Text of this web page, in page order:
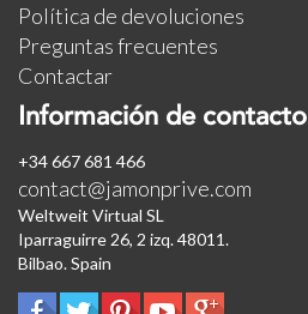
Política de devoluciones
Preguntas frecuentes
Contactar
Información de contacto
+34 667 681 466
contact@jamonprive.com
Weltweit Virtual SL
Iparraguirre 26, 2 izq. 48011.
Bilbao. Spain